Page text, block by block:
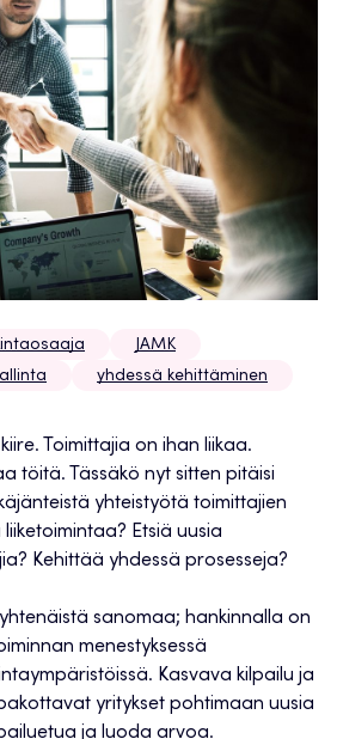
JAMK
yhdessä kehittäminen
Toimittajia on ihan liikaa.
töitä. Tässäkö nyt sitten pitäisi
yhteistyötä toimittajien
Etsiä uusia
Kehittää yhdessä prosesseja?
yhtenäistä sanomaa; hankinnalla on
menestyksessä
Kasvava kilpailu ja
yritykset pohtimaan uusia
ja luoda arvoa.